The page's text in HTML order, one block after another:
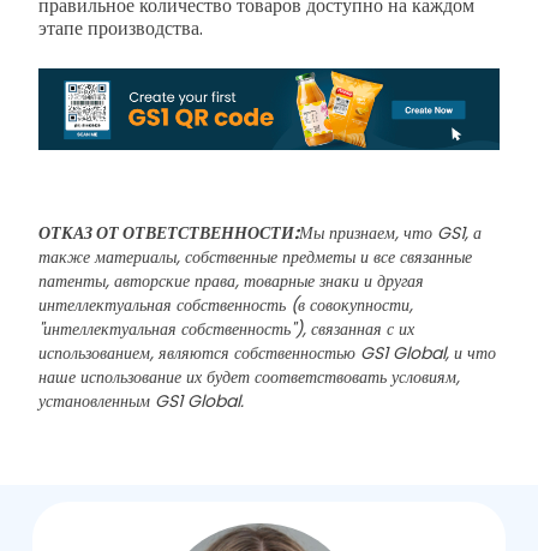
этапе производства.
ОТКАЗ ОТ ОТВЕТСТВЕННОСТИ:Мы признаем, что GS1, а
также материалы, собственные предметы и все связанные
патенты, авторские права, товарные знаки и другая
интеллектуальная собственность (в совокупности,
"интеллектуальная собственность"), связанная с их
использованием, являются собственностью GS1 Global, и что
наше использование их будет соответствовать условиям,
установленным GS1 Global.